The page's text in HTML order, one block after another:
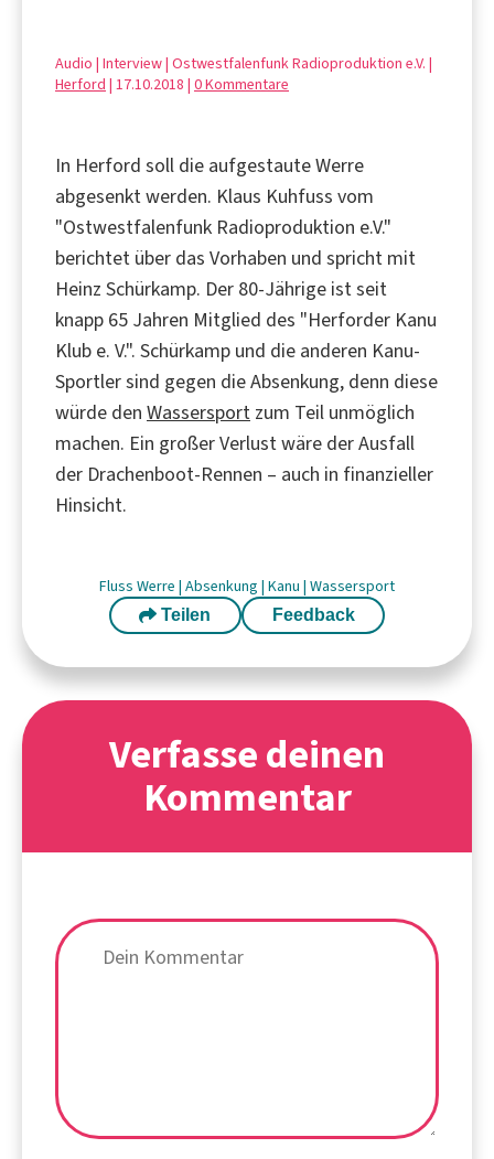
Audio | Interview | Ostwestfalenfunk Radioproduktion e.V. |
Herford | 17.10.2018 | 0 Kommentare
In Herford soll die aufgestaute Werre
abgesenkt werden. Klaus Kuhfuss vom
"Ostwestfalenfunk Radioproduktion e.V."
berichtet über das Vorhaben und spricht mit
Heinz Schürkamp. Der 80-Jährige ist seit
knapp 65 Jahren Mitglied des "Herforder Kanu
Klub e. V.". Schürkamp und die anderen Kanu-
Sportler sind gegen die Absenkung, denn diese
würde den Wassersport zum Teil unmöglich
machen. Ein großer Verlust wäre der Ausfall
der Drachenboot-Rennen – auch in finanzieller
Hinsicht.
Fluss Werre | Absenkung | Kanu | Wassersport
Teilen Feedback
Verfasse deinen
Kommentar